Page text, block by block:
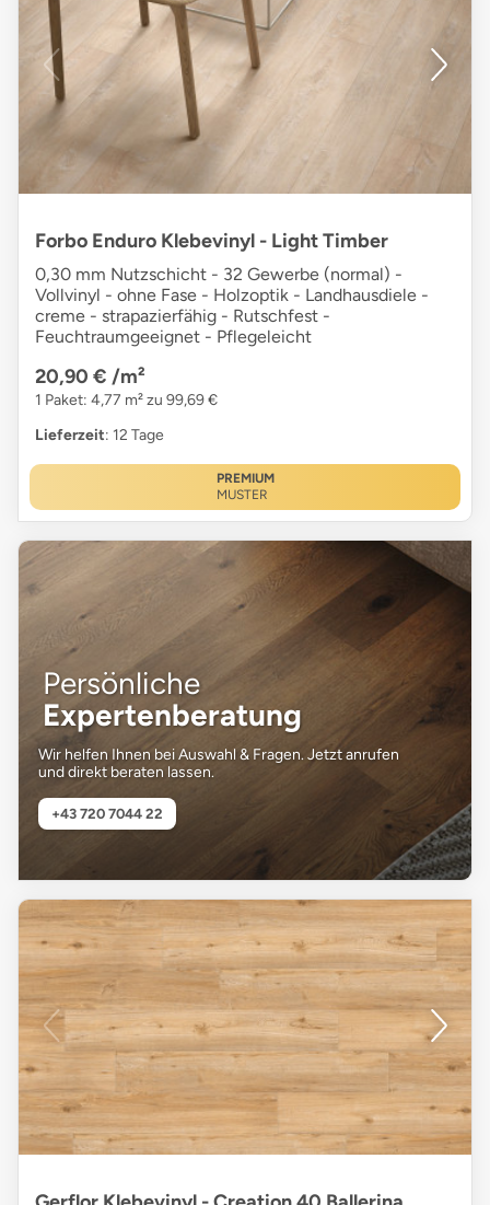
Forbo Enduro Klebevinyl - Light Timber
0,30 mm Nutzschicht - 32 Gewerbe (normal) -
Vollvinyl - ohne Fase - Holzoptik - Landhausdiele -
creme - strapazierfähig - Rutschfest -
Feuchtraumgeeignet - Pflegeleicht
20,90 € /m²
1 Paket: 4,77 m² zu 99,69 €
Lieferzeit: 12 Tage
PREMIUM
MUSTER
Persönliche
Expertenberatung
Wir helfen Ihnen bei Auswahl & Fragen. Jetzt anrufen
und direkt beraten lassen.
+43 720 7044 22